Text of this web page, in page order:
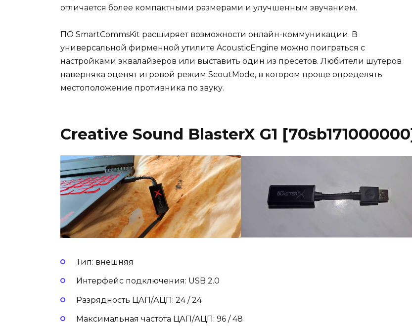
отличается более компактными размерами и улучшенным звучанием.
ПО SmartCommsKit расширяет возможности онлайн-коммуникации. В
универсальной фирменной утилите AcousticEngine можно поиграться с
настройками эквалайзеров или выставить один из пресетов. Любители шутеров
наверняка оценят игровой режим ScoutMode, в котором проще определять
местоположение противника по звуку.
Creative Sound BlasterX G1
Тип: внешняя
Интерфейс подключения: USB 2.0
Разрядность ЦАП/АЦП: 24 / 24
Максимальная частота ЦАП/АЦП: 96 / 48